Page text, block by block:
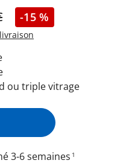
-15 %
ou triple vitrage
3-6 semaines 1